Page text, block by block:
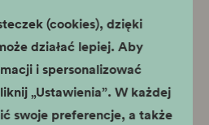
(cookies), dzięki
działać lepiej. Aby
i spersonalizować
„Ustawienia”. W każdej
swoje preferencje, a także